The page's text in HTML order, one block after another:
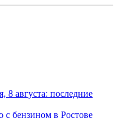
8 августа: последние
с бензином в Ростове